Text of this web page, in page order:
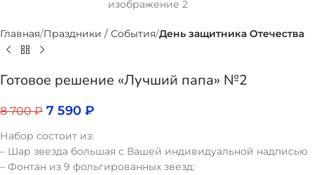
Главная Праздники / События День защитника Отечества
Готовое решение «Лучший папа» №2
8 700₽ 7 590 ₽
Набор состоит из:
– Шар звезда большая с Вашей индивидуальной надписью
– Фонтан из 9 фольгированных звезд: